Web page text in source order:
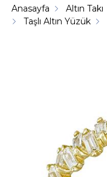
Anasayfa Altın Takı
Taşlı Altın Yüzük